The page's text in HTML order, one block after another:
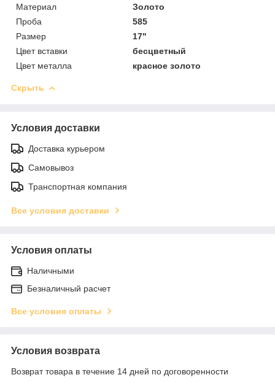
Материал
Золото
Проба
585
Размер
17"
Цвет вставки
бесцветный
Цвет металла
красное золото
Скрыть
Условия доставки
Доставка курьером
Самовывоз
Транспортная компания
Все условия доставки
Условия оплаты
Наличными
Безналичный расчет
Все условия оплаты
Условия возврата
Возврат товара в течение 14 дней по договоренности